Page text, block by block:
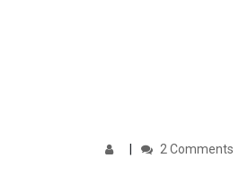
2 Comments